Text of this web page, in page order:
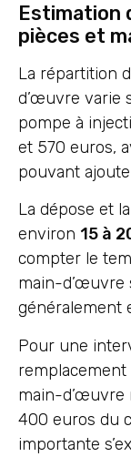
Estimation
pièces et
La répartition
d’œuvre varie
pompe à
et 570 euros,
pouvant
La dépose et
environ 15 à
compter le
main-d’œuvre
généralement
Pour une
remplacement
main-d’œuvre
400 euros du
importante